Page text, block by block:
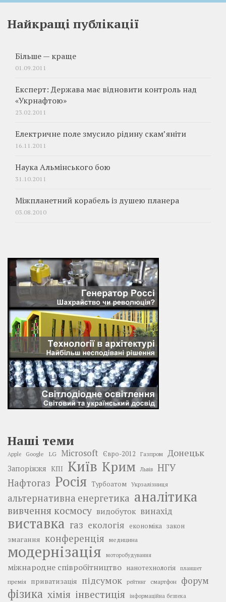
Найкращі публікації
Більше — краще
01.09.2011
Експерт: Держава має відновити контроль над
«Укрнафтою»
23.02.2011
Електричне поле змусило рідину скам’яніти
16.11.2011
Наука Альмінського бою
31.10.2011
Міжпланетний корабель із душею планера
03.08.2010
Наші теми
Apple Google LG Microsoft Євро-2012 Газпром Донецьк
Запоріжжя КПІ Київ Крим Львів
НГУ
Нафтогаз Росія Турбоатом Укрзалізниця
альтернативна енергетика аналітика
вивчення космосу видобуток винахід
виставка газ екологія економіка закон
змагання конференція медицина
модернізація моторобудування
міжнародне співробітництво нанотехнологія планшет
премія приватизація підсумок рейтинг смартфон форум
фізика хімія інвестиція інформаційна безпека